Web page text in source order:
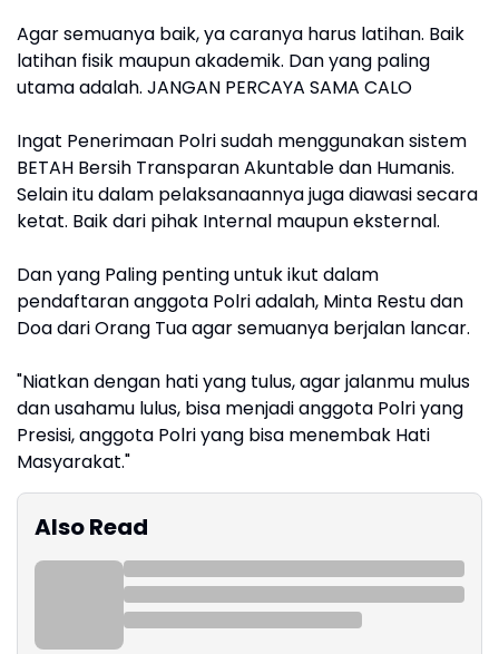
Agar semuanya baik, ya caranya harus latihan. Baik
latihan fisik maupun akademik. Dan yang paling
utama adalah. JANGAN PERCAYA SAMA CALO
Ingat Penerimaan Polri sudah menggunakan sistem
BETAH Bersih Transparan Akuntable dan Humanis.
Selain itu dalam pelaksanaannya juga diawasi secara
ketat. Baik dari pihak Internal maupun eksternal.
Dan yang Paling penting untuk ikut dalam
pendaftaran anggota Polri adalah, Minta Restu dan
Doa dari Orang Tua agar semuanya berjalan lancar.
"Niatkan dengan hati yang tulus, agar jalanmu mulus
dan usahamu lulus, bisa menjadi anggota Polri yang
Presisi, anggota Polri yang bisa menembak Hati
Masyarakat."
Also Read